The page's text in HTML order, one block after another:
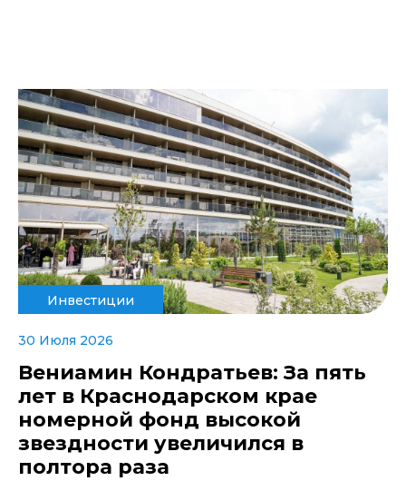
Инвестиции
30 Июля 2026
Вениамин Кондратьев: За пять
лет в Краснодарском крае
номерной фонд высокой
звездности увеличился в
полтора раза